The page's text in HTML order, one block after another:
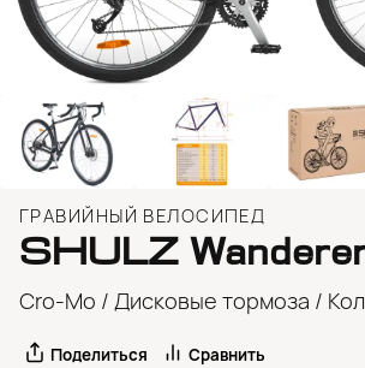
ГРАВИЙНЫЙ ВЕЛОСИПЕД
SHULZ
Cro-Mo / Дисковые тормоза /
Поделиться Сравнить